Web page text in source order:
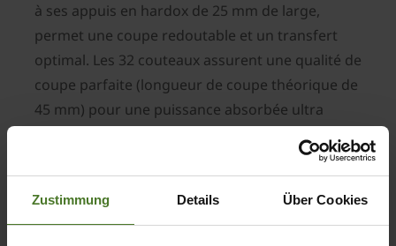
Zustimmung Details Über Cookies
à ses appuis en hardox de 25 mm de large,
permet une coupe redoutable et un transfert
optimal. Les 32 couteaux assurent une qualité de
coupe parfaite (longueur de coupe théorique de
45 mm) pour une puissance absorbée ultra
La barre de coupe pivotant sur le côté s’avère
besoin de tourner autour de la remorque pour la